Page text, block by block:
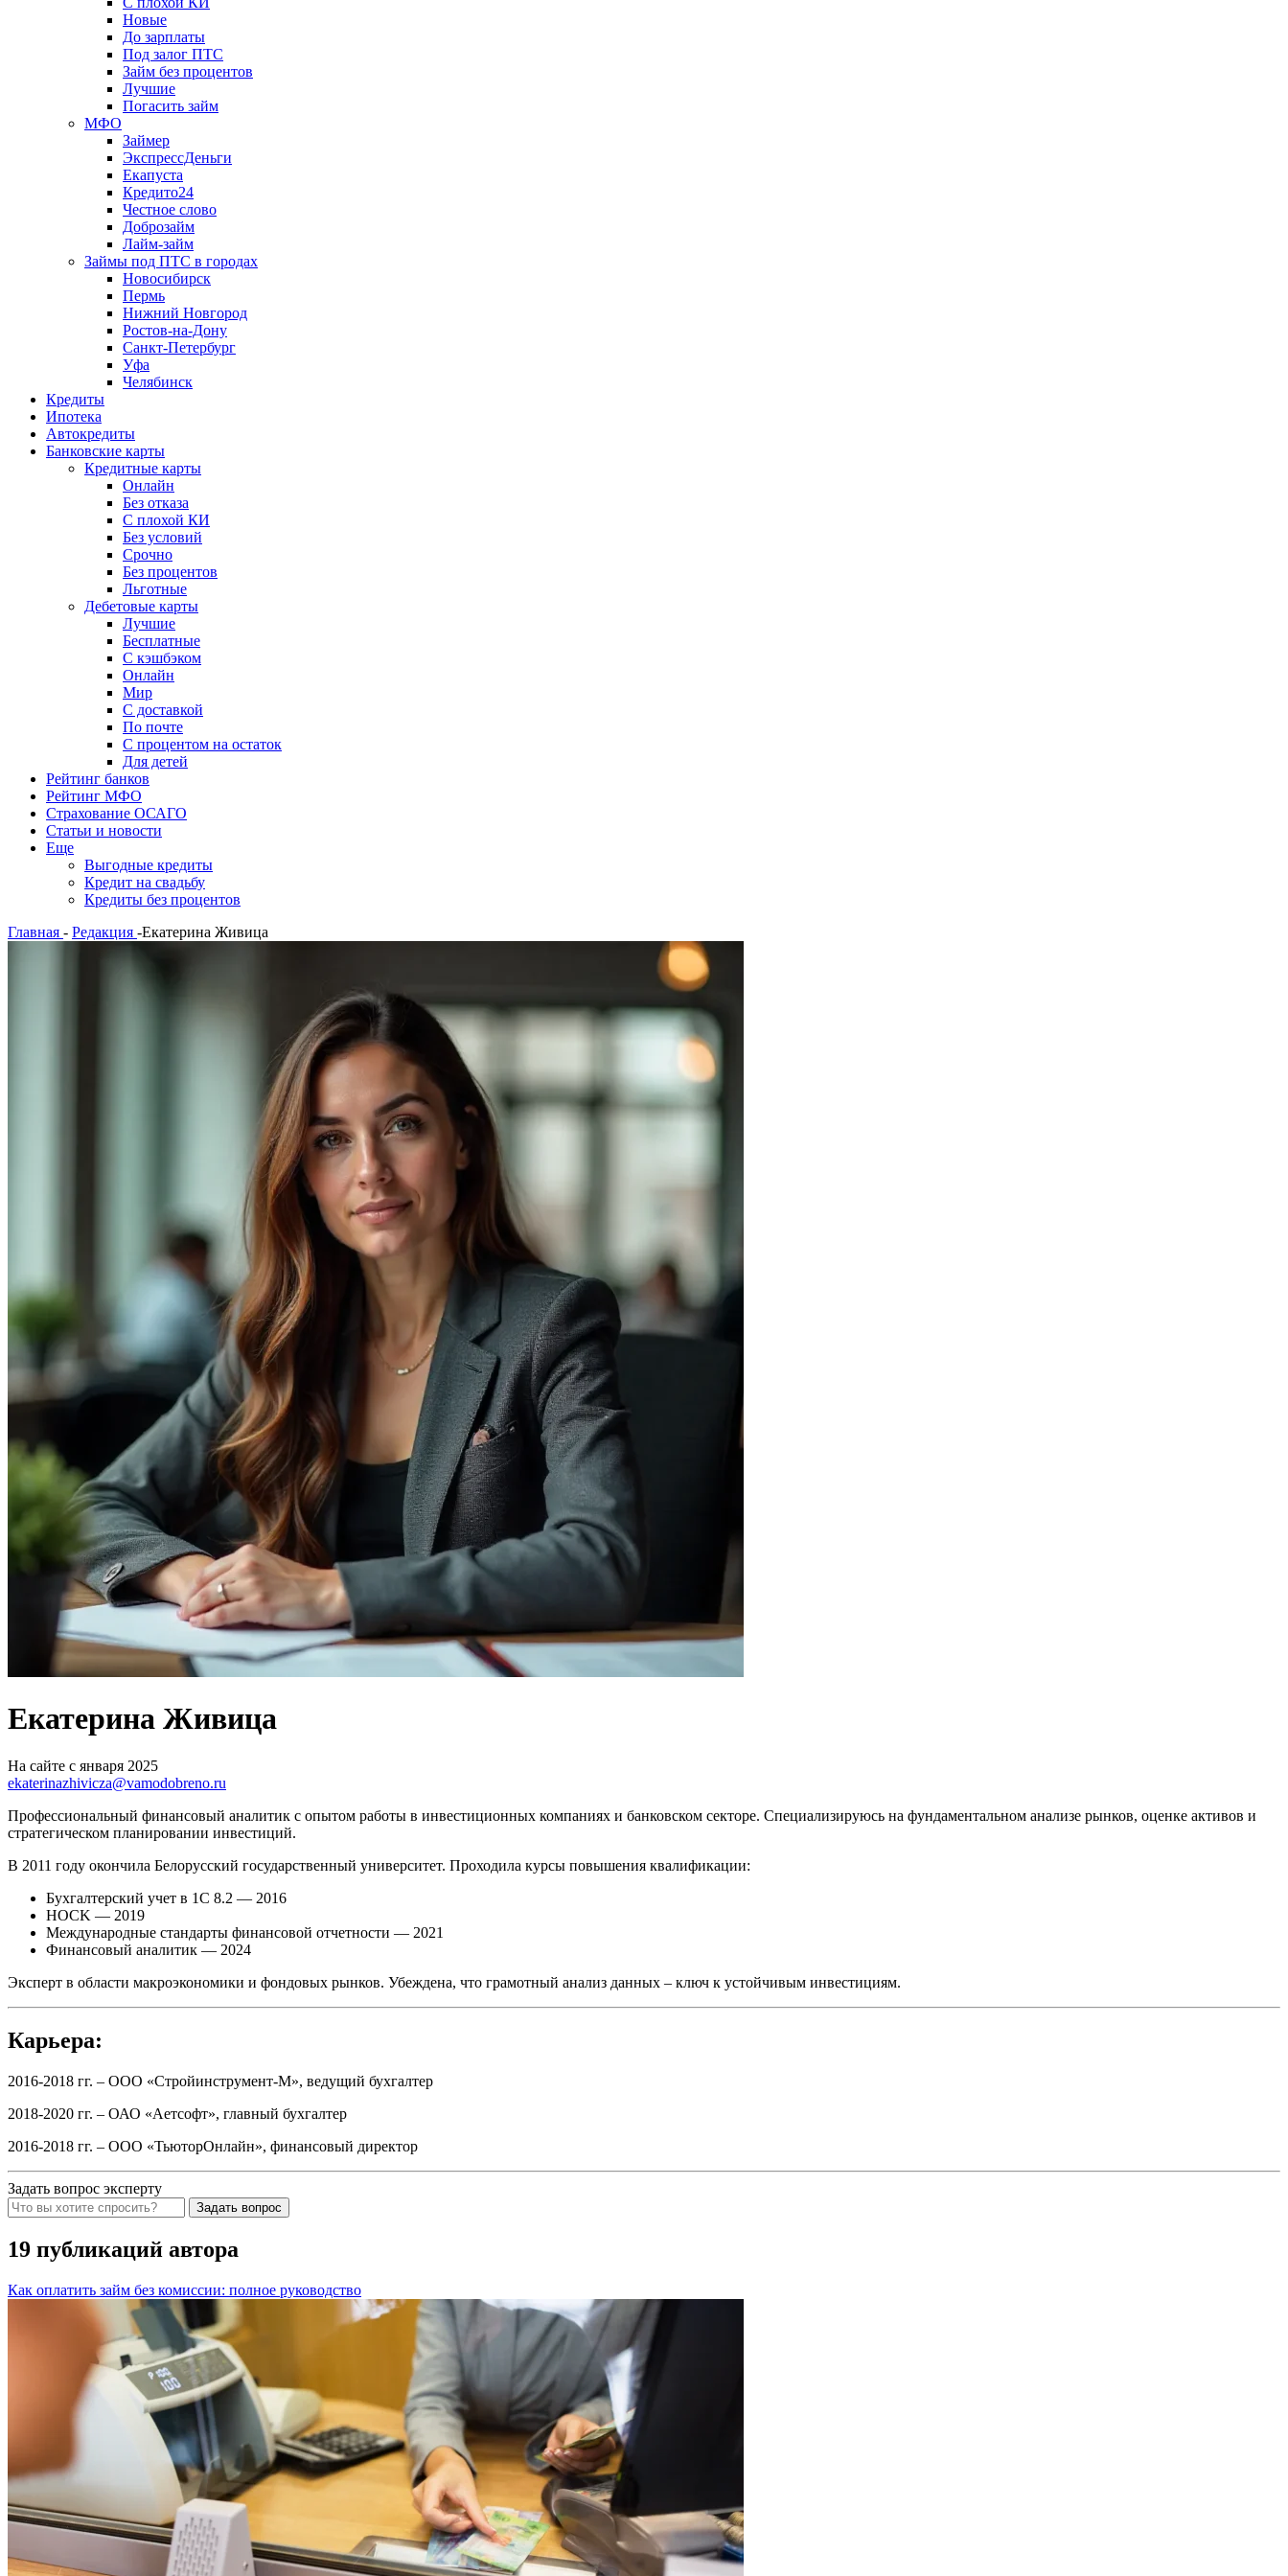
Новые
До зарплаты
Под залог ПТС
Займ без процентов
Лучшие
Погасить займ
МФО
Займер
ЭкспрессДеньги
Екапуста
Кредито24
Честное слово
Доброзайм
Лайм-займ
Займы под ПТС в городах
Новосибирск
Пермь
Нижний Новгород
Ростов-на-Дону
Санкт-Петербург
Уфа
Челябинск
Кредиты
Ипотека
Автокредиты
Банковские карты
Кредитные карты
Онлайн
Без отказа
С плохой КИ
Без условий
Срочно
Без процентов
Льготные
Дебетовые карты
Лучшие
Бесплатные
С кэшбэком
Онлайн
Мир
С доставкой
По почте
С процентом на остаток
Для детей
Рейтинг банков
Рейтинг МФО
Страхование ОСАГО
Статьи и новости
Еще
Выгодные кредиты
Кредит на свадьбу
Кредиты без процентов
Главная - Редакция -Екатерина Живица
Екатерина Живица
На сайте с января 2025
ekaterinazhivicza@vamodobreno.ru
Профессиональный финансовый аналитик с опытом работы в инвестиционных компаниях и банковском секторе. Специализируюсь на фундаментальном анализе рынков, оценке активов и
стратегическом планировании инвестиций.
В 2011 году окончила Белорусский государственный университет. Проходила курсы повышения квалификации:
Бухгалтерский учет в 1С 8.2 — 2016
HOCK — 2019
Международные стандарты финансовой отчетности — 2021
Финансовый аналитик — 2024
Эксперт в области макроэкономики и фондовых рынков. Убеждена, что грамотный анализ данных – ключ к устойчивым инвестициям.
Карьера:
2016-2018 гг. – ООО «Стройинструмент-М», ведущий бухгалтер
2018-2020 гг. – ОАО «Аетсофт», главный бухгалтер
2016-2018 гг. – ООО «ТьюторОнлайн», финансовый директор
Задать вопрос эксперту
Задать вопрос
19 публикаций автора
Как оплатить займ без комиссии: полное руководство